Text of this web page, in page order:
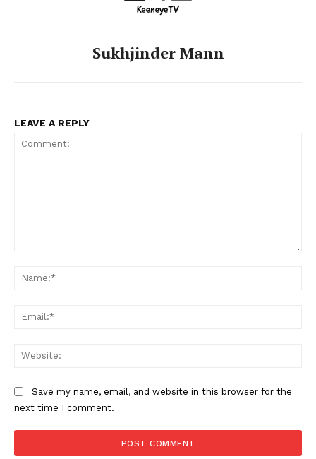
Sukhjinder Mann
LEAVE A REPLY
Save my name, email, and website in this browser for the
next time I comment.